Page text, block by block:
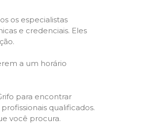
os especialistas
e credenciais. Eles
a um horário
para encontrar
qualificados.
você procura.